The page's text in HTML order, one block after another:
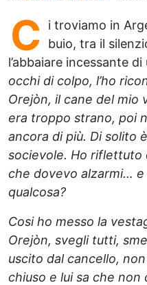
C
i troviamo in
buio, tra il
l’abbaiare incessante di
occhi di colpo, l’ho
Orejòn, il cane del mio
era troppo strano, poi
ancora di più. Di solito
socievole. Ho riflettuto
che dovevo alzarmi…
qualcosa?
Cosi ho messo la
Orejòn, svegli tutti,
uscito dal cancello,
chiuso e lui sa che non